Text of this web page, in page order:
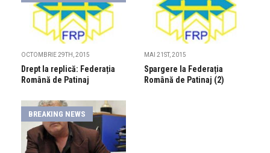
OCTOMBRIE 29TH, 2015
Drept la replică: Federația
Română de Patinaj
MAI 21ST, 2015
Spargere la Federația
Română de Patinaj (2)
BREAKING NEWS